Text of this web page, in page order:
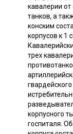
кавалерии от
танков, а
конским
корпусов к 1
трех
корпусного
госпиталя.